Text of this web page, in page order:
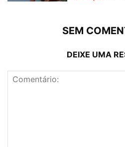
SEM
DEIXE UMA